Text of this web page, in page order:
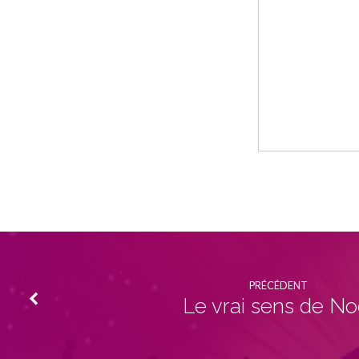
PRÉCÉDENT
Le vrai sens de